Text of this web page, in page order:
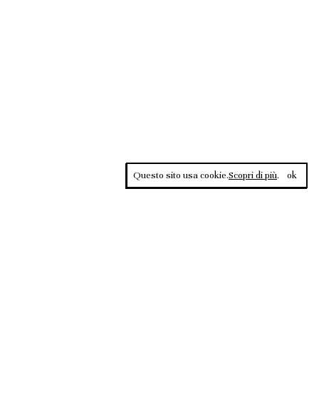
Questo sito usa cookie.Scopri di più. ok